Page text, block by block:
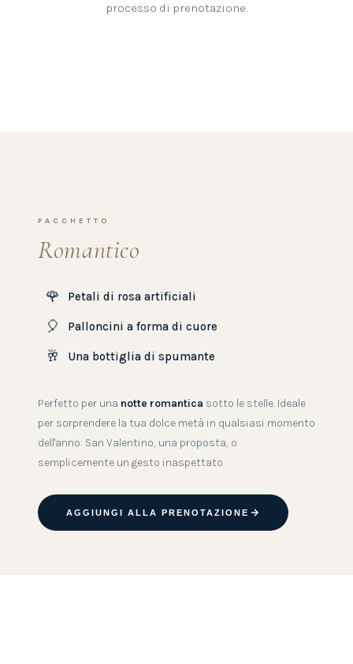
processo di prenotazione.
PACCHETTO
Romantico
🌹 Petali di rosa artificiali
🎈 Palloncini a forma di cuore
🥂 Una bottiglia di spumante
Perfetto per una notte romantica sotto le stelle. Ideale
per sorprendere la tua dolce metà in qualsiasi momento
dell'anno: San Valentino, una proposta, o
semplicemente un gesto inaspettato.
AGGIUNGI ALLA PRENOTAZIONE